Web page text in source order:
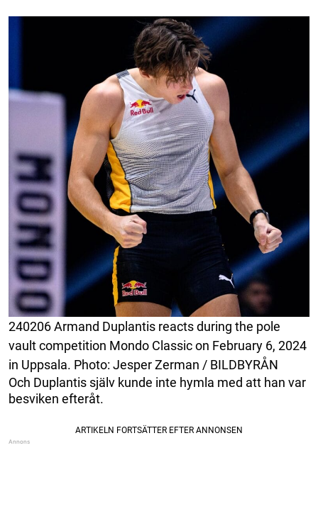
240206 Armand Duplantis reacts during the pole
vault competition Mondo Classic on February 6, 2024
in Uppsala. Photo: Jesper Zerman / BILDBYRÅN
Och Duplantis själv kunde inte hymla med att han var
besviken efteråt.